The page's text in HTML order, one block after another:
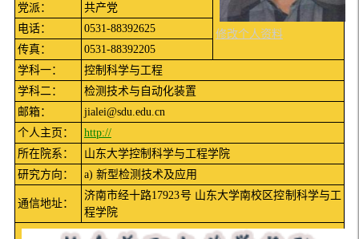
修改个人资料
党派：
共产党
电话：
0531-88392625
传真：
0531-88392205
学科一：
控制科学与工程
学科二：
检测技术与自动化装置
邮箱：
jialei@sdu.edu.cn
个人主页：
http://
所在院系：
山东大学控制科学与工程学院
研究方向：
a) 新型检测技术及应用
通信地址：
济南市经十路17923号 山东大学南校区控制科学与工
程学院